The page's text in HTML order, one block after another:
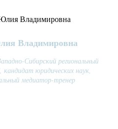
Владимировна
Сибирский региональный
юридических наук,
медиатор-тренер